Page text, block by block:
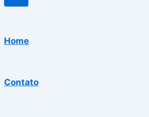
Home
Contato